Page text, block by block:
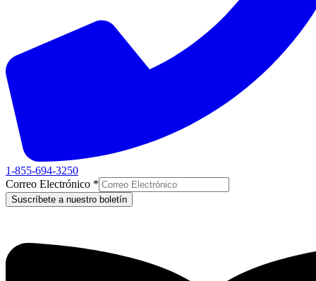
1-855-694-3250
Correo Electrónico *
Suscríbete a nuestro boletín